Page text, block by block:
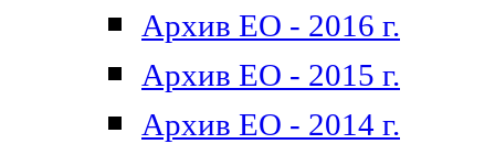
Архив ЕО - 2016 г.
Архив ЕО - 2015 г.
Архив ЕО - 2014 г.